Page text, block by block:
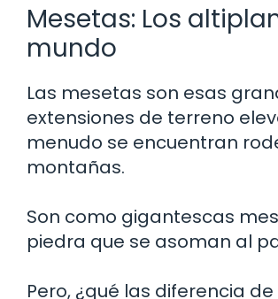
Mesetas: Los
mundo
Las mesetas son esas
extensiones de terreno
menudo se encuentran
montañas.
Son como gigantescas
piedra que se asoman al
Pero, ¿qué las diferencia de